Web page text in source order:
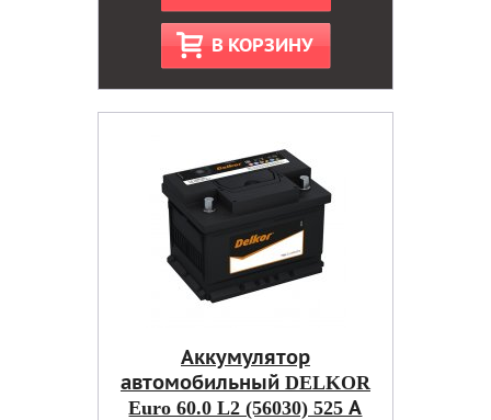
В КОРЗИНУ
Аккумулятор
автомобильный DELKOR
Euro 60.0 L2 (56030) 525 А